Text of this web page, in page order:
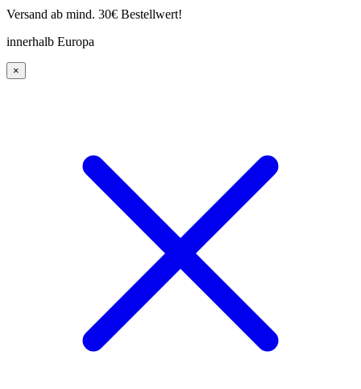
Versand ab mind. 30€ Bestellwert!
innerhalb Europa
×